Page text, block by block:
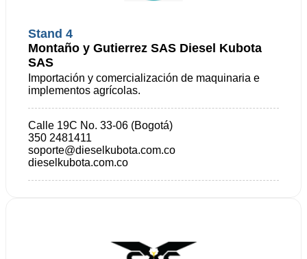
Stand 4
Montaño y Gutierrez SAS Diesel Kubota
SAS
Importación y comercialización de maquinaria e
implementos agrícolas.
Calle 19C No. 33-06 (Bogotá)
350 2481411
soporte@dieselkubota.com.co
dieselkubota.com.co